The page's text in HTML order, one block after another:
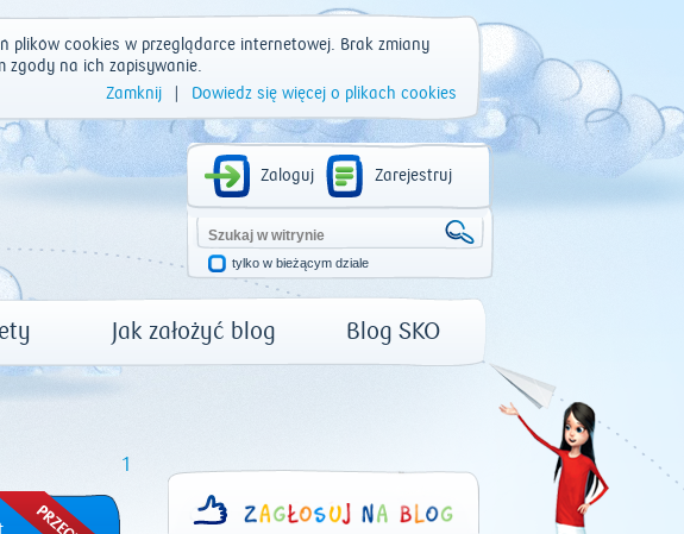
plików cookies w przeglądarce internetowej. Brak zmiany
zgody na ich zapisywanie.
Zamknij
Dowiedz się więcej o plikach cookies
Zaloguj Zarejestruj
tylko w bieżącym dziale
Jak założyć blog Blog SKO
1